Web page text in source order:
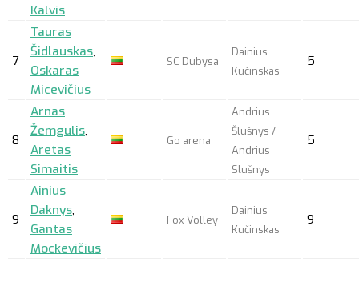
Kalvis
7
Tauras
Šidlauskas,
Oskaras
Micevičius
SC Dubysa
Dainius
Kučinskas
5
8
Arnas
Žemgulis,
Aretas
Simaitis
Go arena
Andrius
Šlušnys /
Andrius
Slušnys
5
9
Ainius
Daknys,
Gantas
Mockevičius
Fox Volley
Dainius
Kučinskas
9